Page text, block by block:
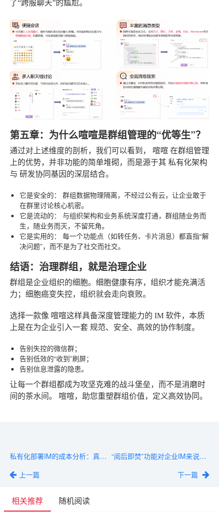
了“跨服聊天”的尴尬。
第五章：为什么喧喧是群组管理的“优等生”？
通过对上述维度的剖析，我们可以看到， 喧喧 在群组管理
上的优势，并非功能的简单堆砌，而是源于其 私有化架构
与 研发协同基因 的深层结合。
它是安全的：
群组数据物理隔离，不经过公有云，让企业敢于
在群里讨论核心机密。
它是流动的：
与组织架构和业务系统深度打通，群组随业务而
生，随业务而灭，不留死角。
它是实用的：
每一个功能点（如转任务、卡片消息）都直指“解
决问题”，而不是为了社交而社交。
结语：治理群组，就是治理企业
群组是企业组织的细胞。细胞健康有序，组织才能充满活
力；细胞癌变失控，组织就会走向衰败。
选择一款像 喧喧这样具备深度管理能力的 IM 软件，本质
上是在为企业引入一套 规范、安全、高效的协作制度。
告别失控的微信群；
告别低效的“收到”刷屏；
告别信息泄露的隐患。
让每一个群组都成为攻坚克难的战斗堡垒，而不是消磨时
间的茶水间。 喧喧，助您重塑群组价值，定义高效协同。
私有化部署IM的成本分析：真的比公有云贵吗？
上一篇
“阅后即焚”功能对企业IM来说是刚需吗？
下一篇
相关推荐 随机阅读